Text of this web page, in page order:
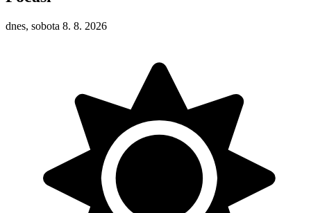
dnes, sobota 8. 8. 2026